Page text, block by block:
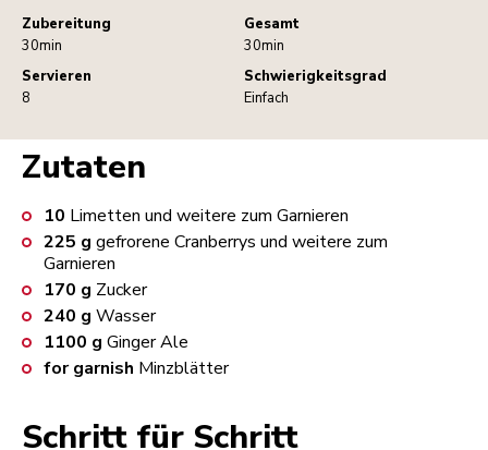
Zubereitung
30min
Gesamt
30min
Servieren
8
Schwierigkeitsgrad
Einfach
Zutaten
10 Limetten und weitere zum Garnieren
225 g gefrorene Cranberrys und weitere zum
Garnieren
170 g Zucker
240 g Wasser
1100 g Ginger Ale
for garnish Minzblätter
Schritt für Schritt